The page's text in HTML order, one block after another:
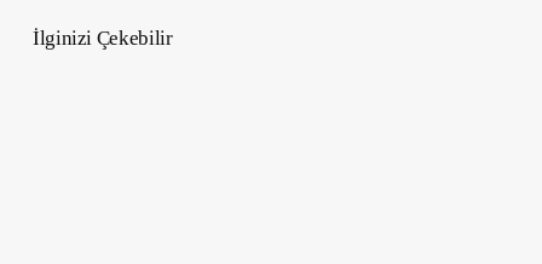
İlginizi Çekebilir